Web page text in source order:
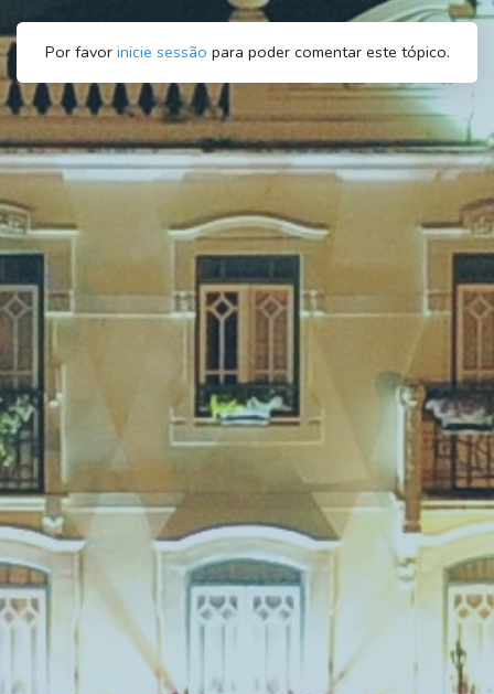
Por favor inicie sessão para poder comentar este tópico.